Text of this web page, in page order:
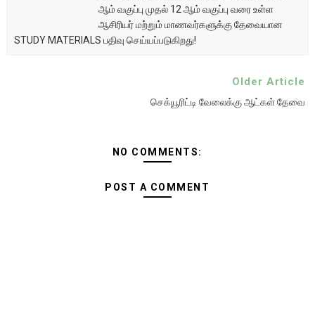
ஆம் வகுப்பு முதல் 12 ஆம் வகுப்பு வரை உள்ள
ஆசிரியர் மற்றும் மாணவர்களுக்கு தேவையான
STUDY MATERIALS பதிவு செய்யப்படுகிறது!
Older Article
செக்யூரிட்டி வேலைக்கு ஆட்கள் தேவை
NO COMMENTS:
POST A COMMENT